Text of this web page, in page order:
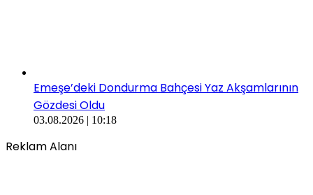
​​Emeşe’deki Dondurma Bahçesi Yaz Akşamlarının
Gözdesi Oldu
03.08.2026 | 10:18
Reklam Alanı